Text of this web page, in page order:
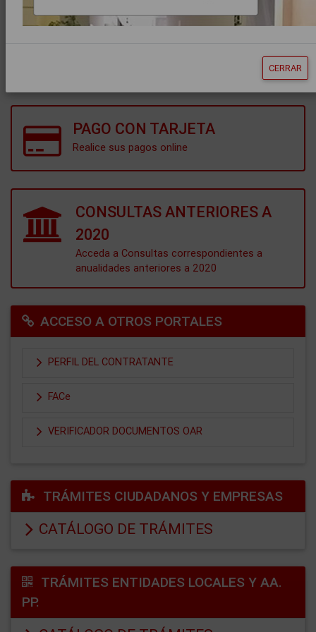
CONSULTA DE ANOTACIONES
PAGO CON TARJETA
Realice sus pagos online
CONSULTAS ANTERIORES A
2020
Acceda a Consultas correspondientes a
anualidades anteriores a 2020
ACCESO A OTROS PORTALES
PERFIL DEL CONTRATANTE
FACe
VERIFICADOR DOCUMENTOS OAR
TRÁMITES CIUDADANOS Y EMPRESAS
CATÁLOGO DE TRÁMITES
TRÁMITES ENTIDADES LOCALES Y AA.
PP.
CERRAR